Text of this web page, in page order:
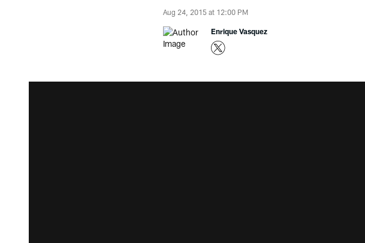
Aug 24, 2015 at 12:00 PM
Enrique Vasquez